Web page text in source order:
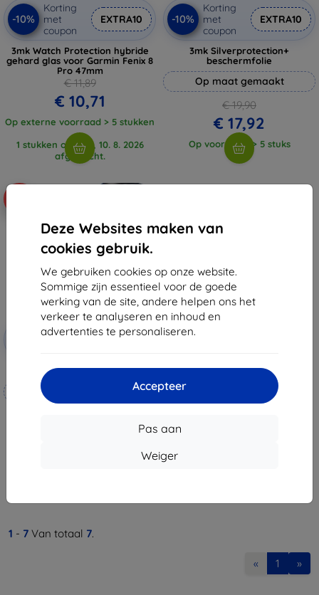
Deze Websites maken van
cookies gebruik.
We gebruiken cookies op onze website.
Sommige zijn essentieel voor de goede
werking van de site, andere helpen ons het
verkeer te analyseren en inhoud en
advertenties te personaliseren.
Accepteer
Pas aan
Weiger
-10%
Korting
met
coupon
EXTRA10
3mk Watch Protection hybride
gehard glas voor Garmin Fenix 8
Pro 47mm
€ 11,89
€ 10,71
Op externe voorraad > 5 stukken
1 stukken op weg, 10. 8. 2026
afgewacht.
-10%
Korting
met
coupon
EXTRA10
3mk Silverprotection+
beschermfolie
Op maat gemaakt
€ 19,90
€ 17,92
Op voorraad: > 5 stuks
Korting
met
EXTRA10
3mk Hammer beschermfolie
Op maat gemaakt
1 - 7 Van totaal 7.
« 1 »